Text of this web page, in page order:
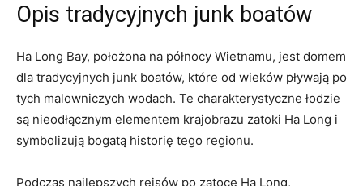
Opis ​tradycyjnych junk boatów
Ha Long Bay, położona na północy Wietnamu, jest domem
dla tradycyjnych junk boatów, które od wieków pływają po
tych malowniczych ⁢wodach. Te charakterystyczne łodzie
są nieodłącznym ​elementem‌ krajobrazu zatoki ‍Ha Long i
symbolizują bogatą ⁣historię tego regionu.
Podczas najlepszych rejsów po⁢ zatoce Ha Long,